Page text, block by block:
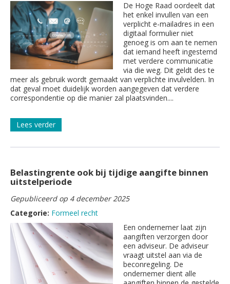
De Hoge Raad oordeelt dat
het enkel invullen van een
verplicht e-mailadres in een
digitaal formulier niet
genoeg is om aan te nemen
dat iemand heeft ingestemd
met verdere communicatie
via die weg. Dit geldt des te
meer als gebruik wordt gemaakt van verplichte invulvelden. In
dat geval moet duidelijk worden aangegeven dat verdere
correspondentie op die manier zal plaatsvinden....
Lees verder
Belastingrente ook bij tijdige aangifte binnen
uitstelperiode
Gepubliceerd op 4 december 2025
Categorie: Formeel recht
Een ondernemer laat zijn
aangiften verzorgen door
een adviseur. De adviseur
vraagt uitstel aan via de
beconregeling. De
ondernemer dient alle